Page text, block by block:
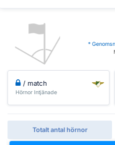
*
/ match
Hörnor Intjänade
Totalt antal hörnor